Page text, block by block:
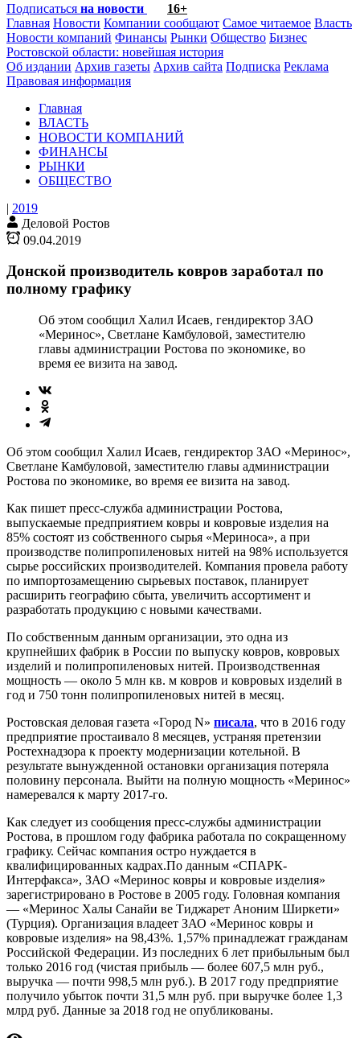
Подписаться на новости
16+
Главная Новости Компании сообщают Самое читаемое Власть
Новости компаний Финансы Рынки Общество Бизнес
Ростовской области: новейшая история
Об издании Архив газеты Архив сайта Подписка Реклама
Правовая информация
Главная
ВЛАСТЬ
НОВОСТИ КОМПАНИЙ
ФИНАНСЫ
РЫНКИ
ОБЩЕСТВО
| 2019
Деловой Ростов
09.04.2019
Донской производитель ковров заработал по
полному графику
Об этом сообщил Халил Исаев, гендиректор ЗАО
«Меринос», Светлане Камбуловой, заместителю
главы администрации Ростова по экономике, во
время ее визита на завод.
Об этом сообщил Халил Исаев, гендиректор ЗАО «Меринос»,
Светлане Камбуловой, заместителю главы администрации
Ростова по экономике, во время ее визита на завод.
Как пишет пресс-служба администрации Ростова,
выпускаемые предприятием ковры и ковровые изделия на
85% состоят из собственного сырья «Мериноса», а при
производстве полипропиленовых нитей на 98% используется
сырье российских производителей. Компания провела работу
по импортозамещению сырьевых поставок, планирует
расширить географию сбыта, увеличить ассортимент и
разработать продукцию с новыми качествами.
По собственным данным организации, это одна из
крупнейших фабрик в России по выпуску ковров, ковровых
изделий и полипропиленовых нитей. Производственная
мощность — около 5 млн кв. м ковров и ковровых изделий в
год и 750 тонн полипропиленовых нитей в месяц.
Ростовская деловая газета «Город N» писала, что в 2016 году
предприятие простаивало 8 месяцев, устраняя претензии
Ростехнадзора к проекту модернизации котельной. В
результате вынужденной остановки организация потеряла
половину персонала. Выйти на полную мощность «Меринос»
намеревался к марту 2017-го.
Как следует из сообщения пресс-службы администрации
Ростова, в прошлом году фабрика работала по сокращенному
графику. Сейчас компания остро нуждается в
квалифицированных кадрах.По данным «СПАРК-
Интерфакса», ЗАО «Меринос ковры и ковровые изделия»
зарегистрировано в Ростове в 2005 году. Головная компания
— «Меринос Халы Санайи ве Тиджарет Аноним Ширкети»
(Турция). Организация владеет ЗАО «Меринос ковры и
ковровые изделия» на 98,43%. 1,57% принадлежат гражданам
Российской Федерации. Из последних 6 лет прибыльным был
только 2016 год (чистая прибыль — более 607,5 млн руб.,
выручка — почти 998,5 млн руб.). В 2017 году предприятие
получило убыток почти 31,5 млн руб. при выручке более 1,3
млрд руб. Данные за 2018 год не опубликованы.